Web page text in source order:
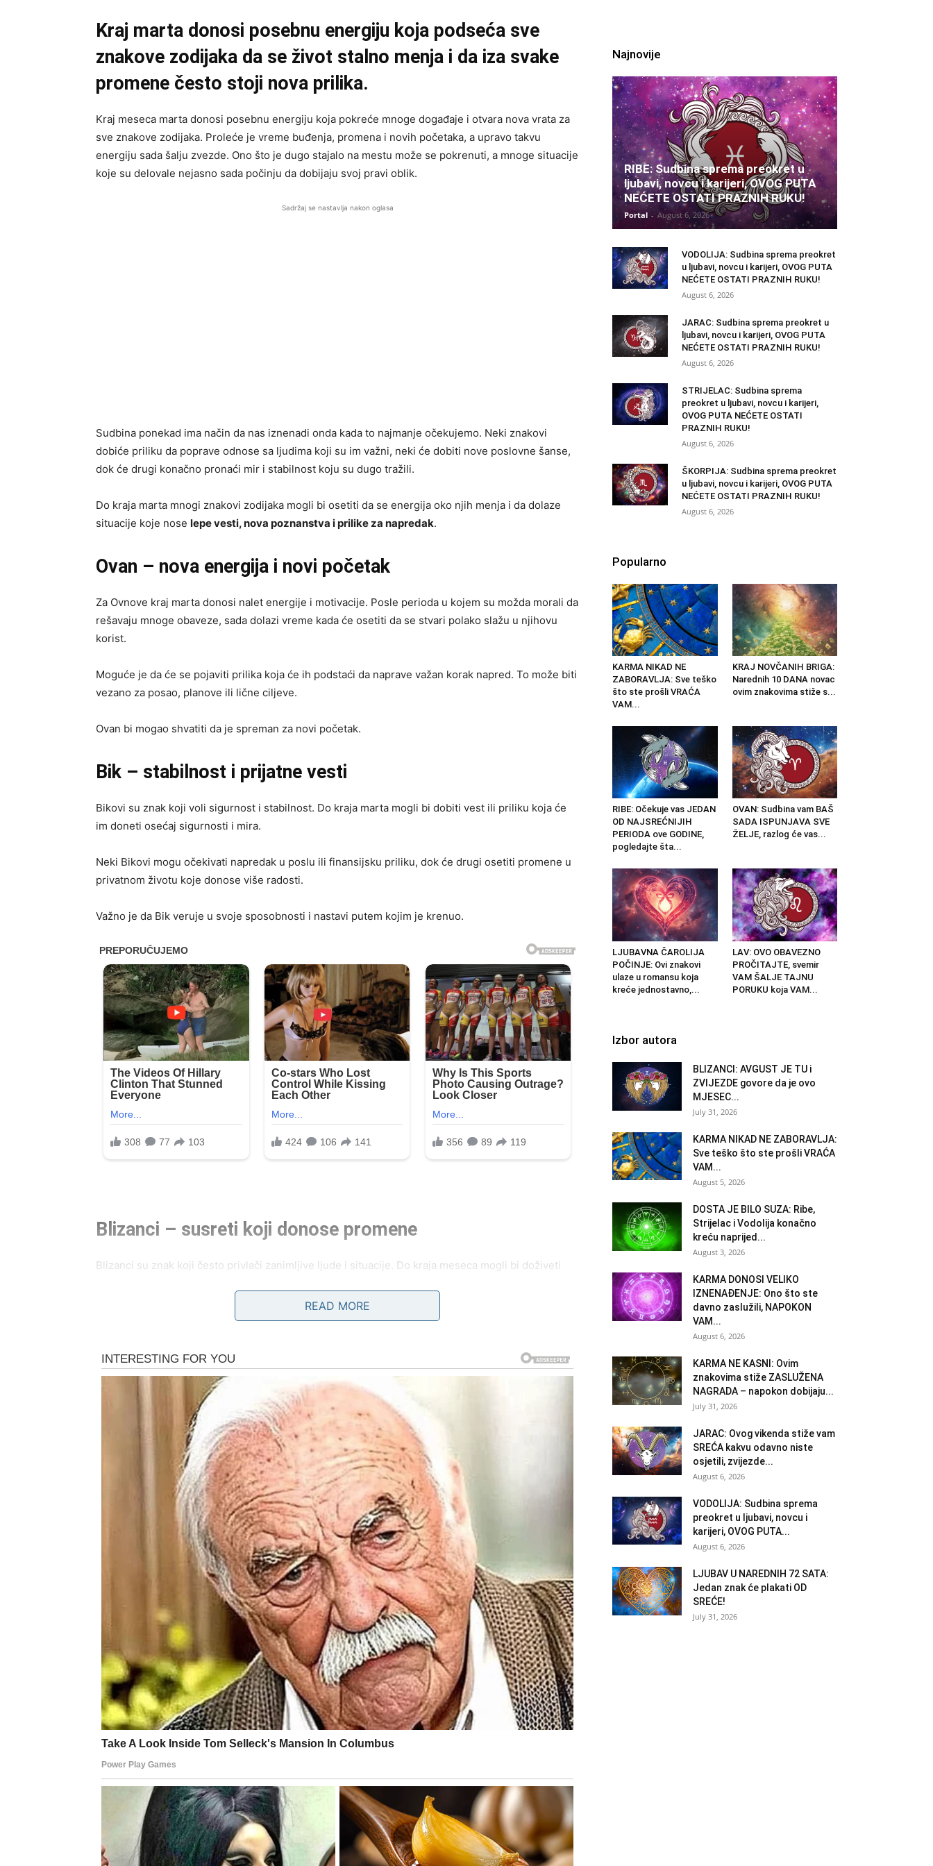
Kraj marta donosi posebnu energiju koja podseća sve
znakove zodijaka da se život stalno menja i da iza svake
promene često stoji nova prilika.
Kraj meseca marta donosi posebnu energiju koja pokreće mnoge događaje i otvara nova vrata za
sve znakove zodijaka. Proleće je vreme buđenja, promena i novih početaka, a upravo takvu
energiju sada šalju zvezde. Ono što je dugo stajalo na mestu može se pokrenuti, a mnoge situacije
koje su delovale nejasno sada počinju da dobijaju svoj pravi oblik.
Sadržaj se nastavlja nakon oglasa
Sudbina ponekad ima način da nas iznenadi onda kada to najmanje očekujemo. Neki znakovi
dobiće priliku da poprave odnose sa ljudima koji su im važni, neki će dobiti nove poslovne šanse,
dok će drugi konačno pronaći mir i stabilnost koju su dugo tražili.
Do kraja marta mnogi znakovi zodijaka mogli bi osetiti da se energija oko njih menja i da dolaze
situacije koje nose lepe vesti, nova poznanstva i prilike za napredak.
Ovan – nova energija i novi početak
Za Ovnove kraj marta donosi nalet energije i motivacije. Posle perioda u kojem su možda morali da
rešavaju mnoge obaveze, sada dolazi vreme kada će osetiti da se stvari polako slažu u njihovu
korist.
Moguće je da će se pojaviti prilika koja će ih podstaći da naprave važan korak napred. To može biti
vezano za posao, planove ili lične ciljeve.
Ovan bi mogao shvatiti da je spreman za novi početak.
Bik – stabilnost i prijatne vesti
Bikovi su znak koji voli sigurnost i stabilnost. Do kraja marta mogli bi dobiti vest ili priliku koja će
im doneti osećaj sigurnosti i mira.
Neki Bikovi mogu očekivati napredak u poslu ili finansijsku priliku, dok će drugi osetiti promene u
privatnom životu koje donose više radosti.
Važno je da Bik veruje u svoje sposobnosti i nastavi putem kojim je krenuo.
Blizanci – susreti koji donose promene
Blizanci su znak koji često privlači zanimljive ljude i situacije. Do kraja meseca mogli bi doživeti
Ova energija može doneti nova poznanstva ili ideje koje će ih inspirisati da razmišljaju o
Za Blizance ovo može biti vreme novih mogućnosti.
Rak – emocije i važne odluke
Rakovi su znak koji duboko oseća sve što se dešava oko njega. Do kraja marta mogli bi se naći u
situaciji koja će ih navesti da razmisle o svojim emocijama i odnosima.
Neki Rakovi mogu zatvoriti jedno poglavlje iz prošlosti i odlučiti da krenu napred bez tereta starih
Sudbina im sada daje priliku za emocionalni mir.
Lav – priznanje i lepe vesti
Lavovi su znak koji voli akciju i uspeh. U narednim danima mogli bi dobiti vest koja će im doneti
zadovoljstvo i osećaj da se njihov trud primećuje.
To može biti priznanje na poslu, podrška ljudi koji veruju u njih ili prilika koja otvara nova vrata.
Lavovi će osetiti da se stvari kreću u dobrom pravcu.
Devica – rešenja dolaze
Device su znak koji često mnogo razmišlja i analizira situacije. Do kraja marta mnoge stvari koje su
im stvarale brigu mogle bi dobiti svoje rešenje.
READ MORE
Najnovije
RIBE: Sudbina sprema preokret u
ljubavi, novcu i karijeri, OVOG PUTA
NEĆETE OSTATI PRAZNIH RUKU!
Portal - August 6, 2026
VODOLIJA: Sudbina sprema preokret
u ljubavi, novcu i karijeri, OVOG PUTA
NEĆETE OSTATI PRAZNIH RUKU!
August 6, 2026
JARAC: Sudbina sprema preokret u
ljubavi, novcu i karijeri, OVOG PUTA
NEĆETE OSTATI PRAZNIH RUKU!
August 6, 2026
STRIJELAC: Sudbina sprema
preokret u ljubavi, novcu i karijeri,
OVOG PUTA NEĆETE OSTATI
PRAZNIH RUKU!
August 6, 2026
ŠKORPIJA: Sudbina sprema preokret
u ljubavi, novcu i karijeri, OVOG PUTA
NEĆETE OSTATI PRAZNIH RUKU!
August 6, 2026
Popularno
KARMA NIKAD NE
ZABORAVLJA: Sve teško
što ste prošli VRAĆA
VAM...
KRAJ NOVČANIH BRIGA:
Narednih 10 DANA novac
ovim znakovima stiže s...
RIBE: Očekuje vas JEDAN
OD NAJSREĆNIJIH
PERIODA ove GODINE,
pogledajte šta...
OVAN: Sudbina vam BAŠ
SADA ISPUNJAVA SVE
ŽELJE, razlog će vas...
LJUBAVNA ČAROLIJA
POČINJE: Ovi znakovi
ulaze u romansu koja
kreće jednostavno,...
LAV: OVO OBAVEZNO
PROČITAJTE, svemir
VAM ŠALJE TAJNU
PORUKU koja VAM...
Izbor autora
BLIZANCI: AVGUST JE TU i
ZVIJEZDE govore da je ovo
MJESEC...
July 31, 2026
KARMA NIKAD NE ZABORAVLJA:
Sve teško što ste prošli VRAĆA
VAM...
August 5, 2026
DOSTA JE BILO SUZA: Ribe,
Strijelac i Vodolija konačno
kreću naprijed...
August 3, 2026
KARMA DONOSI VELIKO
IZNENAĐENJE: Ono što ste
davno zaslužili, NAPOKON
VAM...
August 6, 2026
KARMA NE KASNI: Ovim
znakovima stiže ZASLUŽENA
NAGRADA – napokon dobijaju...
July 31, 2026
JARAC: Ovog vikenda stiže vam
SREĆA kakvu odavno niste
osjetili, zvijezde...
August 6, 2026
VODOLIJA: Sudbina sprema
preokret u ljubavi, novcu i
karijeri, OVOG PUTA...
August 6, 2026
LJUBAV U NAREDNIH 72 SATA:
Jedan znak će plakati OD
SREĆE!
July 31, 2026